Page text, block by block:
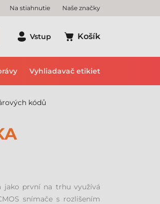
Na stiahnutie Naše značky
Vstup Košík
Vyhliadavač etikiet
kódů
jako první na trhu využívá
snímače s rozlišením